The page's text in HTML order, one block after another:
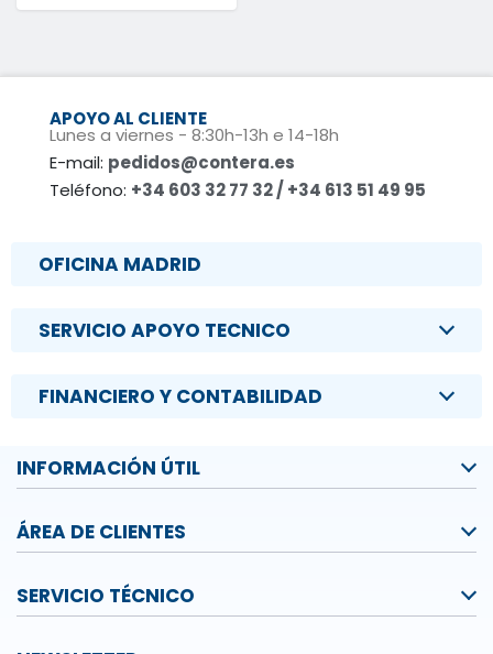
APOYO AL CLIENTE
Lunes a viernes - 8:30h-13h e 14-18h
E-mail: pedidos@contera.es
Teléfono: +34 603 32 77 32 / +34 613 51 49 95
OFICINA MADRID
SERVICIO APOYO TECNICO
FINANCIERO Y CONTABILIDAD
INFORMACIÓN ÚTIL
ÁREA DE CLIENTES
SERVICIO TÉCNICO